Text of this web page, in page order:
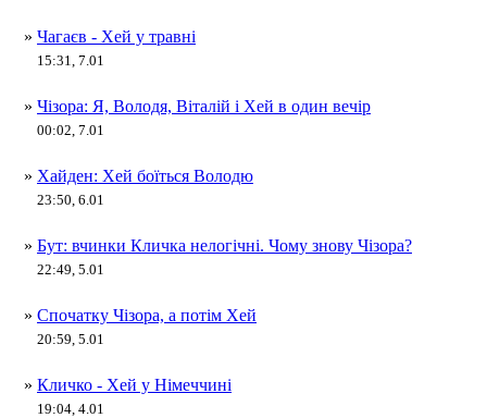
» Чагаєв - Хей у травні
15:31, 7.01
» Чізора: Я, Володя, Віталій і Хей в один вечір
00:02, 7.01
» Хайден: Хей боїться Володю
23:50, 6.01
» Бут: вчинки Кличка нелогічні. Чому знову Чізора?
22:49, 5.01
» Спочатку Чізора, а потім Хей
20:59, 5.01
» Кличко - Хей у Німеччині
19:04, 4.01